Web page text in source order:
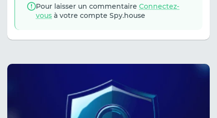
Pour laisser un commentaire Connectez-
vous à votre compte Spy.house